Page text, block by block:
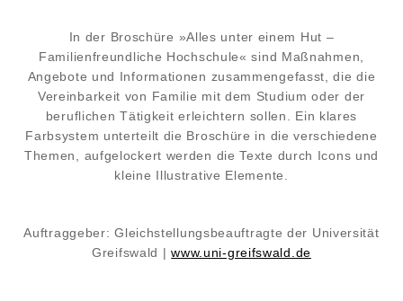
In der Broschüre »Alles unter einem Hut –
Familienfreundliche Hochschule« sind Maßnahmen,
Angebote und Informationen zusammengefasst, die die
Vereinbarkeit von Familie mit dem Studium oder der
beruflichen Tätigkeit erleichtern sollen. Ein klares
Farbsystem unterteilt die Broschüre in die verschiedene
Themen, aufgelockert werden die Texte durch Icons und
kleine Illustrative Elemente.
Auftraggeber: Gleichstellungsbeauftragte der Universität
Greifswald |www.uni-greifswald.de